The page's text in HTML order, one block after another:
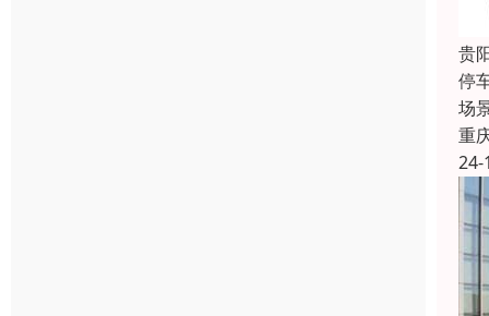
贵
停
场
重
24-